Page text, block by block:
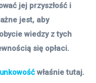
jej przyszłość i
jest, aby
wiedzy z tych
się opłaci.
właśnie tutaj.